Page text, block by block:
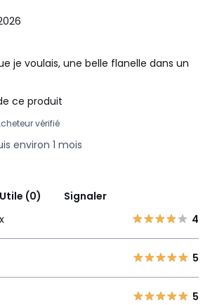
je voulais, une belle flanelle dans un
ce produit
vérifié
environ 1 mois
Utile (0)
Signaler
4
5
5